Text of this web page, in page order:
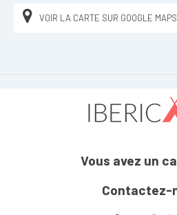
VOIR LA CARTE SUR GOOGLE MAPS
Vous avez un
Contactez-